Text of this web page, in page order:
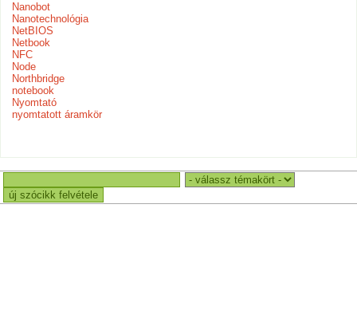
Nanobot
Nanotechnológia
NetBIOS
Netbook
NFC
Node
Northbridge
notebook
Nyomtató
nyomtatott áramkör